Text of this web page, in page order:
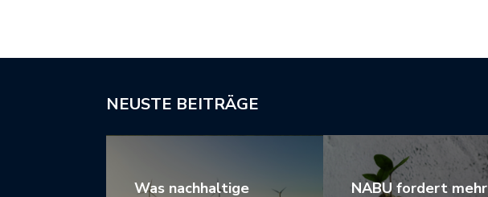
NEUSTE BEITRÄGE
Was nachhaltige NABU fordert mehr